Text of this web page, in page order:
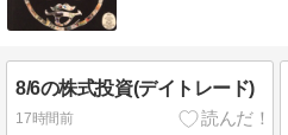
8/6の株式投資(デイトレード)
17時間前